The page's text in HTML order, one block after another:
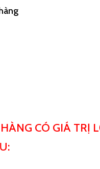
CÓ GIÁ TRỊ